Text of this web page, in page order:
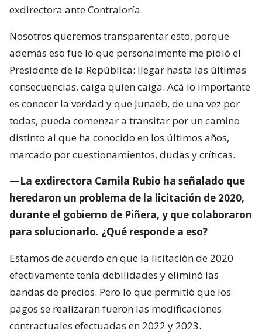
exdirectora ante Contraloría.
Nosotros queremos transparentar esto, porque
además eso fue lo que personalmente me pidió el
Presidente de la República: llegar hasta las últimas
consecuencias, caiga quien caiga. Acá lo importante
es conocer la verdad y que Junaeb, de una vez por
todas, pueda comenzar a transitar por un camino
distinto al que ha conocido en los últimos años,
marcado por cuestionamientos, dudas y críticas.
—La exdirectora Camila Rubio ha señalado que
heredaron un problema de la licitación de 2020,
durante el gobierno de Piñera, y que colaboraron
para solucionarlo. ¿Qué responde a eso?
Estamos de acuerdo en que la licitación de 2020
efectivamente tenía debilidades y eliminó las
bandas de precios. Pero lo que permitió que los
pagos se realizaran fueron las modificaciones
contractuales efectuadas en 2022 y 2023.